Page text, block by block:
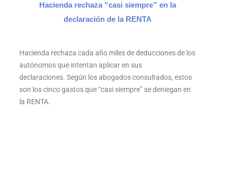
Hacienda rechaza “casi siempre” en la
declaración de la RENTA
Hacienda rechaza cada año miles de deducciones de los
autónomos que intentan aplicar en sus
declaraciones. Según los abogados consultados, estos
son los cinco gastos que “casi siempre” se deniegan en
la RENTA.